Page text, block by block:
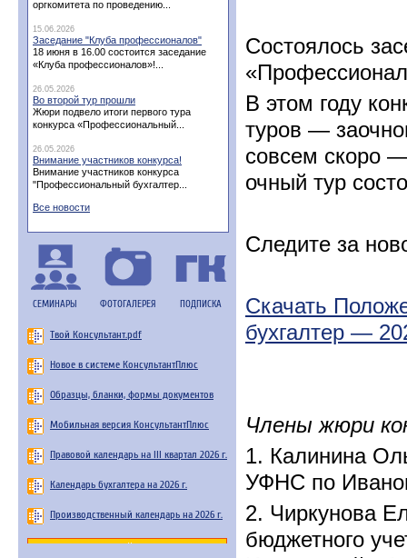
оргкомитета по проведению...
15.06.2026
Заседание "Клуба профессионалов"
18 июня в 16.00 состоится заседание
«Клуба профессионалов»!...
26.05.2026
Во второй тур прошли
Жюри подвело итоги первого тура
конкурса «Профессиональный...
26.05.2026
Внимание участников конкурса!
Внимание участников конкурса
"Профессиональный бухгалтер...
Все новости
СЕМИНАРЫ ФОТОГАЛЕРЕЯ ПОДПИСКА
Твой Консультант.pdf
Новое в системе КонсультантПлюс
Образцы, бланки, формы документов
Мобильная версия КонсультантПлюс
Правовой календарь на III квартал 2026 г.
Календарь бухгалтера на 2026 г.
Производственный календарь на 2026 г.
Состоялось
В этом году
туров —
совсем скоро
очный тур
Следите за
Скачать
бухгалтер —
Члены жюри
1. Калинина
УФНС по
2. Чиркунова
бюджетного